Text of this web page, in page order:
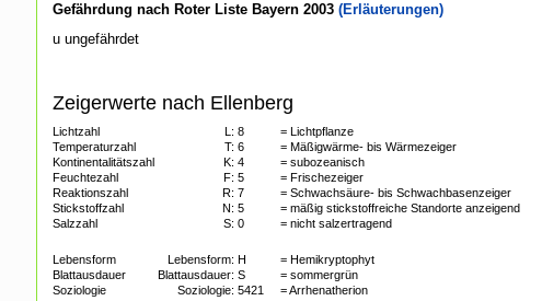
Gefährdung nach Roter Liste Bayern 2003 (Erläuterungen)
u ungefährdet
Zeigerwerte nach Ellenberg
Lichtzahl L: 8
= Lichtpflanze
Temperaturzahl
T: 6
= Mäßigwärme- bis Wärmezeiger
Kontinentalitätszahl
K: 4
= subozeanisch
Feuchtezahl
F: 5
= Frischezeiger
Reaktionszahl
R: 7
= Schwachsäure- bis Schwachbasenzeiger
Stickstoffzahl
N: 5
= mäßig stickstoffreiche Standorte anzeigend
Salzzahl
S: 0 = nicht salzertragend
Lebensform Lebensform: H
= Hemikryptophyt
Blattausdauer
Blattausdauer: S
= sommergrün
Soziologie
Soziologie: 5421 = Arrhenatherion